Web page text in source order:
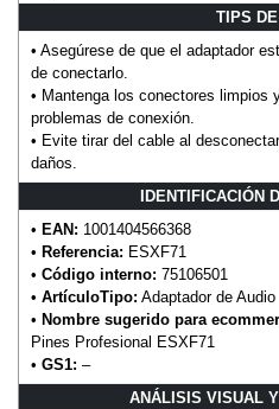
TIPS
• Asegúrese de que el adaptador
de conectarlo.
• Mantenga los conectores limpios
problemas de conexión.
• Evite tirar del cable al
daños.
IDENTIFICACIÓN
• EAN: 1001404566368
• Referencia: ESXF71
• Código interno: 75106501
• ArtículoTipo: Adaptador de Audio
• Nombre sugerido para
Pines Profesional ESXF71
• GS1: –
ANÁLISIS VISUAL